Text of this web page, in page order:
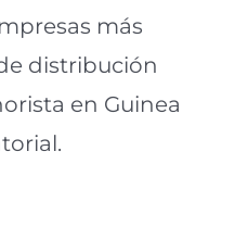
más
distribución
en Guinea